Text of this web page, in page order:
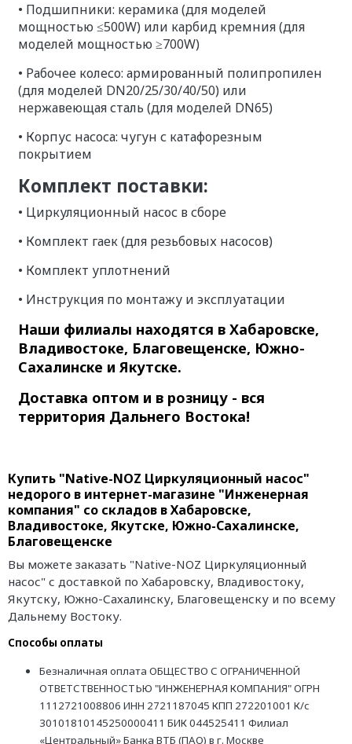
• Подшипники: керамика (для моделей
мощностью ≤500W) или карбид кремния (для
моделей мощностью ≥700W)
• Рабочее колесо: армированный полипропилен
(для моделей DN20/25/30/40/50) или
нержавеющая сталь (для моделей DN65)
• Корпус насоса: чугун с катафорезным
покрытием
Комплект поставки:
• Циркуляционный насос в сборе
• Комплект гаек (для резьбовых насосов)
• Комплект уплотнений
• Инструкция по монтажу и эксплуатации
Наши филиалы находятся в Хабаровске,
Владивостоке, Благовещенске, Южно-
Сахалинске и Якутске.
Доставка оптом и в розницу - вся
территория Дальнего Востока!
Купить "Native-NOZ Циркуляционный насос"
недорого в интернет-магазине "Инженерная
компания" со складов в Хабаровске,
Владивостоке, Якутске, Южно-Сахалинске,
Благовещенске
Вы можете заказать "Native-NOZ Циркуляционный
насос" с доставкой по Хабаровску, Владивостоку,
Якутску, Южно-Сахалинску, Благовещенску и по всему
Дальнему Востоку.
Способы оплаты
Безналичная оплата ОБЩЕСТВО С ОГРАНИЧЕННОЙ
ОТВЕТСТВЕННОСТЬЮ "ИНЖЕНЕРНАЯ КОМПАНИЯ" ОГРН
1112721008806 ИНН 2721187045 КПП 272201001 К/с
30101810145250000411 БИК 044525411 Филиал
«Центральный» Банка ВТБ (ПАО) в г. Москве